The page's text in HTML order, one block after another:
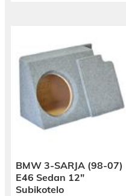
BMW 3-SARJA (98-07)
E46 Sedan 12″
Subikotelo